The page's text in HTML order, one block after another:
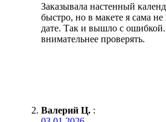
Заказывала настенный
быстро, но в макете я сама не
дате. Так и вышло с
внимательнее проверять.
Валерий Ц. :